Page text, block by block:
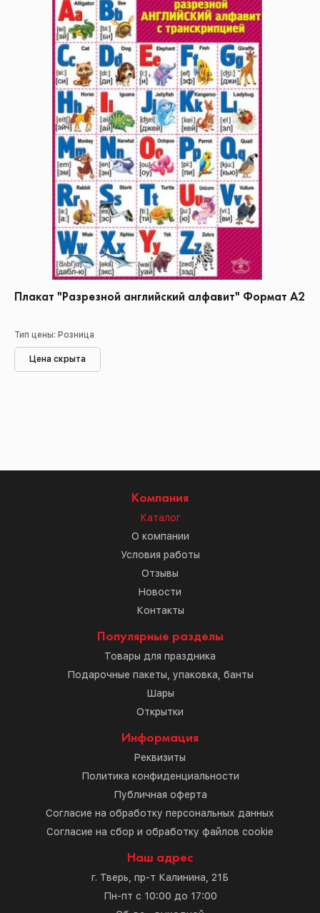
Плакат "Разрезной английский алфавит" Формат А2
Тип цены: Розница
Цена скрыта
Компания
Каталог
О компании
Условия работы
Отзывы
Новости
Контакты
Популярные разделы
Товары для праздника
Подарочные пакеты, упаковка, банты
Шары
Открытки
Информация
Реквизиты
Политика конфиденциальности
Публичная оферта
Согласие на обработку персональных данных
Согласие на сбор и обработку файлов cookie
Наш адрес
г. Тверь, пр-т Калинина, 21Б
Пн-пт с 10:00 до 17:00